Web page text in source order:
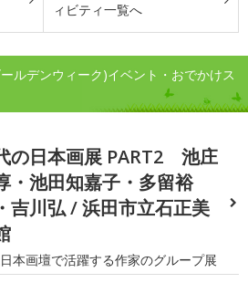
ィビティ一覧へ
ルデンウィーク)イベント・おでかけス
の日本画展 PART2 池庄
・池田知嘉子・多留裕
吉川弘 / 浜田市立石正美
本画壇で活躍する作家のグループ展